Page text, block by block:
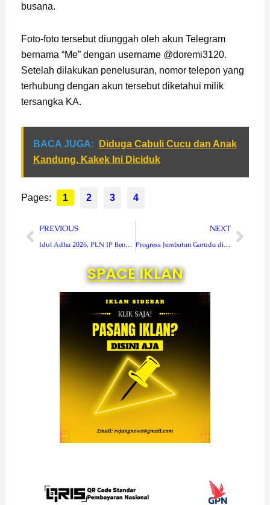
busana.
Foto-foto tersebut diunggah oleh akun Telegram
bernama “Me” dengan username @doremi3120.
Setelah dilakukan penelusuran, nomor telepon yang
terhubung dengan akun tersebut diketahui milik
tersangka KA.
BACA JUGA:
Diduga Cabuli Cucu dan Anak
Kandung, Kakek Ini Diciduk
Pages: 1 2 3 4
Prev
PREVIOUS
Idul Adha 2026, PLN IP Bengkulu Salurkan 1.650 Paket Daging Kurban
NEXT
Progress Jembatan Garuda di Desa Lubuk Bingin Baru Capai 69 Persen, Fokus Pengerjaan Pondasi
Next
SPACE IKLAN